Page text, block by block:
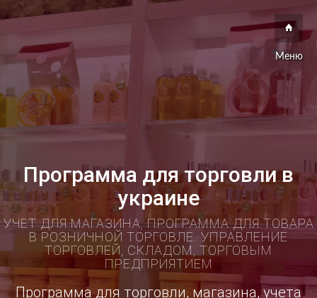
Меню
Программа для торговли в
украине
УЧЕТ ДЛЯ МАГАЗИНА, ПРОГРАММА ДЛЯ ТОВАРА
В РОЗНИЧНОЙ ТОРГОВЛЕ. УПРАВЛЕНИЕ
ТОРГОВЛЕЙ, СКЛАДОМ, ТОРГОВЫМ
ПРЕДПРИЯТИЕМ
Программа для торговли, магазина, учета